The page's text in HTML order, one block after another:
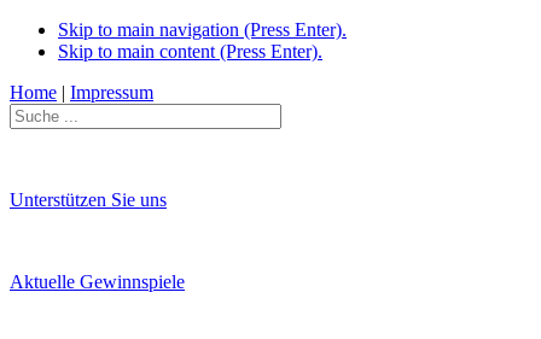
Skip to main navigation (Press Enter).
Skip to main content (Press Enter).
Home | Impressum
Unterstützen Sie uns
Aktuelle Gewinnspiele